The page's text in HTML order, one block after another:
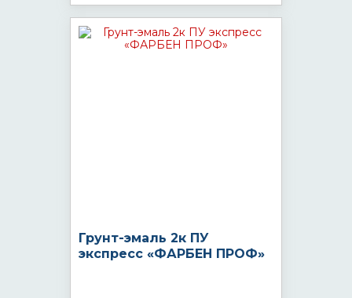
Грунт-эмаль 2к ПУ
экспресс «ФАРБЕН ПРОФ»